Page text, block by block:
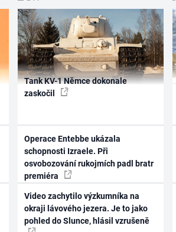
Tank KV-1 Němce dokonale
zaskočil
Operace Entebbe ukázala
schopnosti Izraele. Při
osvobozování rukojmích padl bratr
premiéra
Video zachytilo výzkumníka na
okraji lávového jezera. Je to jako
pohled do Slunce, hlásil vzrušeně